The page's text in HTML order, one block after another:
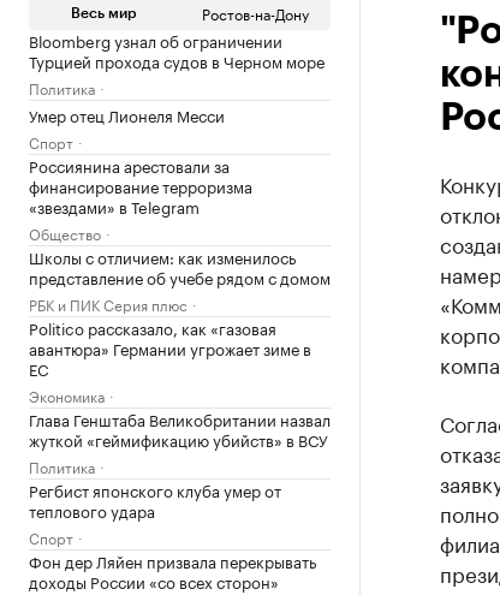
Весь мир Ростов-на-Дону
Bloomberg узнал об ограничении
Турцией прохода судов в Черном море
Политика
Умер отец Лионеля Месси
Спорт
Россиянина арестовали за
финансирование терроризма
«звездами» в Telegram
Общество
Школы с отличием: как изменилось
представление об учебе рядом с домом
РБК и ПИК Серия плюс
Politico рассказало, как «газовая
авантюра» Германии угрожает зиме в
ЕС
Экономика
Глава Генштаба Великобритании назвал
жуткой «геймификацию убийств» в ВСУ
Политика
Регбист японского клуба умер от
теплового удара
Спорт
Фон дер Ляйен призвала перекрывать
доходы России «со всех сторон»